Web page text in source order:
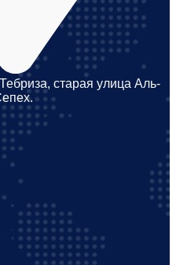
старая улица Аль-